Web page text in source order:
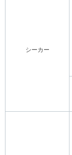
シーカー